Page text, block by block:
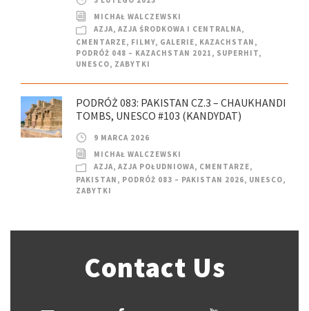
MICHAŁ WALCZEWSKI
AZJA, AZJA ŚRODKOWA I CENTRALNA,
CMENTARZE, FILMY, GALERIE, KAZACHSTAN ,
PODRÓŻ 048 – KAZACHSTAN 2021 , SUPERHIT,
UNESCO, ZABYTKI
PODRÓŻ 083: PAKISTAN CZ.3 – CHAUKHANDI
TOMBS, UNESCO #103 (KANDYDAT)
9 MARCA 2026
MICHAŁ WALCZEWSKI
AZJA, AZJA POŁUDNIOWA, CMENTARZE,
PAKISTAN , PODRÓŻ 083 – PAKISTAN 2026, UNESCO,
ZABYTKI
Contact Us